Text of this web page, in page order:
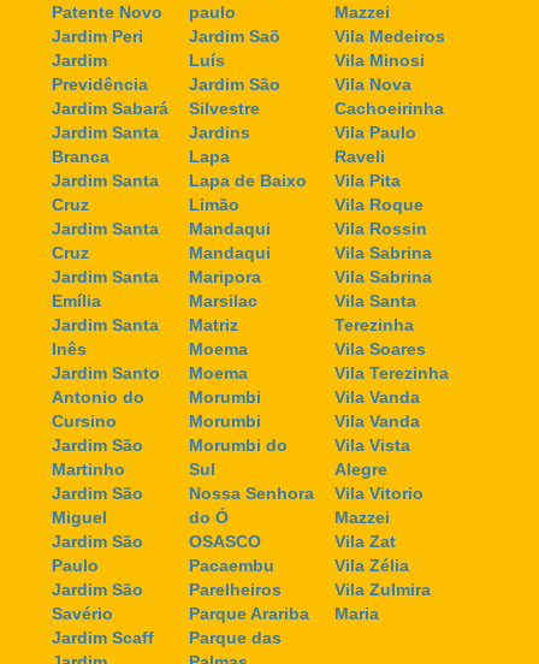
Patente Novo
Jardim Peri
Jardim
Previdência
Jardim Sabará
Jardim Santa
Branca
Jardim Santa
Cruz
Jardim Santa
Cruz
Jardim Santa
Emília
Jardim Santa
Inês
Jardim Santo
Antonio do
Cursino
Jardim São
Martinho
Jardim São
Miguel
Jardim São
Paulo
Jardim São
Savério
Jardim Scaff
paulo
Jardim Saõ
Luís
Jardim São
Silvestre
Jardins
Lapa
Lapa de Baixo
Limão
Mandaqui
Mandaqui
Maripora
Marsilac
Matriz
Moema
Moema
Morumbi
Morumbi
Morumbi do
Sul
Nossa Senhora
do Ó
OSASCO
Pacaembu
Parelheiros
Parque Arariba
Parque das
Mazzei
Vila Medeiros
Vila Minosi
Vila Nova
Cachoeirinha
Vila Paulo
Raveli
Vila Pita
Vila Roque
Vila Rossin
Vila Sabrina
Vila Sabrina
Vila Santa
Terezinha
Vila Soares
Vila Terezinha
Vila Vanda
Vila Vanda
Vila Vista
Alegre
Vila Vitorio
Mazzei
Vila Zat
Vila Zélia
Vila Zulmira
Maria